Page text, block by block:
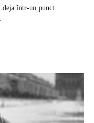
deja într-un punct